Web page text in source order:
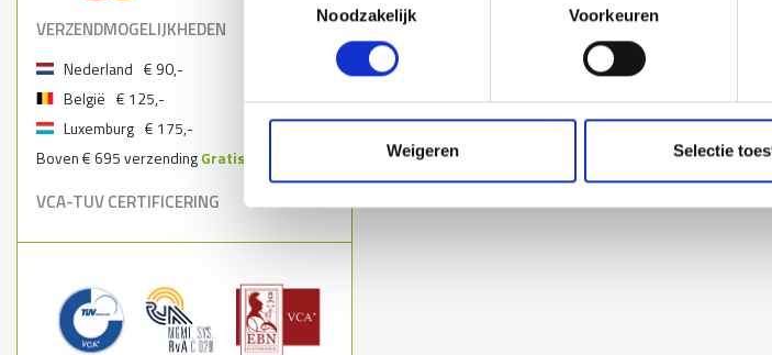
Noodzakelijk
Voorkeuren
Weigeren Selectie
VERZENDMOGELIJKHEDEN
Nederland € 90,-
België € 125,-
Luxemburg € 175,-
Boven € 695 verzendingGratis
VCA-TUV CERTIFICERING